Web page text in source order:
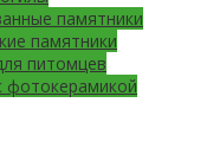
памятники
памятники
питомцев
фотокерамикой